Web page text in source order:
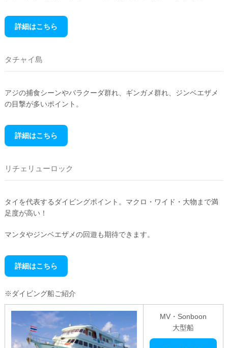
詳細はこちら
タチャイ島
アジの捕食シーンやバラクーダ群れ、ギンガメ群れ、ジンベエザメ
の目撃が多いポイント。
詳細はこちら
リチェリューロック
タイを代表するダイビングポイント。マクロ・ワイド・大物まで満
足度が高い！
マンタやジンベエザメの回遊も期待できます。
詳細はこちら
※ダイビング船ご紹介
MV・Sonboon
大型船